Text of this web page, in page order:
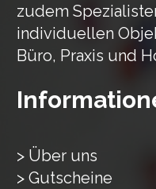
zudem
individuellen
Büro, Praxis und
> Über uns
> Gutscheine